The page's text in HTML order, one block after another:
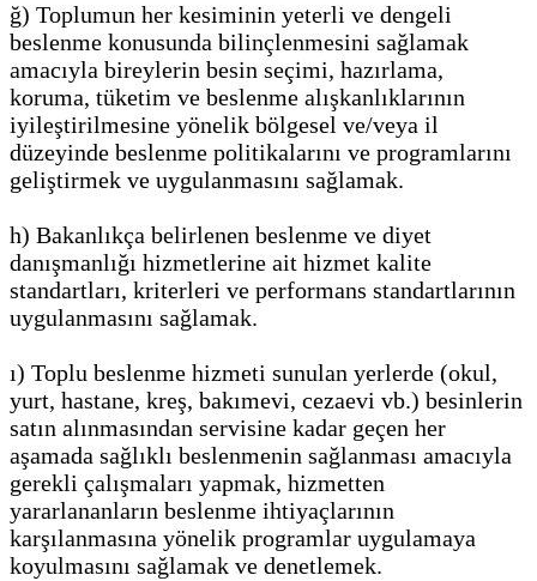
ğ) Toplumun her kesiminin yeterli ve dengeli
beslenme konusunda bilinçlenmesini sağlamak
amacıyla bireylerin besin seçimi, hazırlama,
koruma, tüketim ve beslenme alışkanlıklarının
iyileştirilmesine yönelik bölgesel ve/veya il
düzeyinde beslenme politikalarını ve programlarını
geliştirmek ve uygulanmasını sağlamak.
h) Bakanlıkça belirlenen beslenme ve diyet
danışmanlığı hizmetlerine ait hizmet kalite
standartları, kriterleri ve performans standartlarının
uygulanmasını sağlamak.
ı) Toplu beslenme hizmeti sunulan yerlerde (okul,
yurt, hastane, kreş, bakımevi, cezaevi vb.) besinlerin
satın alınmasından servisine kadar geçen her
aşamada sağlıklı beslenmenin sağlanması amacıyla
gerekli çalışmaları yapmak, hizmetten
yararlananların beslenme ihtiyaçlarının
karşılanmasına yönelik programlar uygulamaya
koyulmasını sağlamak ve denetlemek.